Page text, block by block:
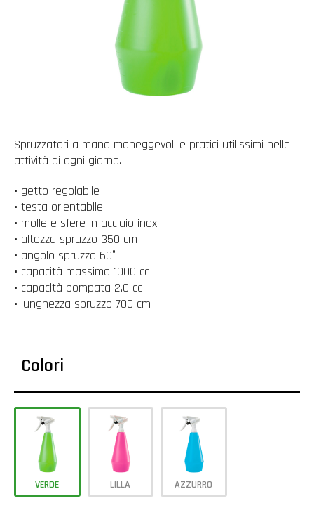
Spruzzatori a mano maneggevoli e pratici utilissimi nelle
attività di ogni giorno.
• getto regolabile
• testa orientabile
• molle e sfere in acciaio inox
• altezza spruzzo 350 cm
• angolo spruzzo 60°
• capacità massima 1000 cc
• capacità pompata 2.0 cc
• lunghezza spruzzo 700 cm
Colori
VERDE LILLA AZZURRO